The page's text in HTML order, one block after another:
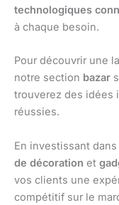
technologiques
à chaque besoin.
Pour découvrir une
notre section bazar
trouverez des idées
réussies.
En investissant dans
de décoration et
vos clients une
compétitif sur le